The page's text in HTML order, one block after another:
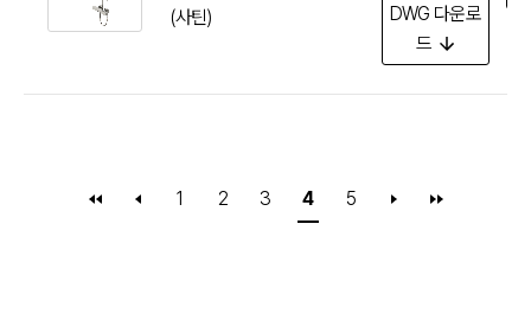
(사틴)
DWG 다운로
드
1 2 3 4 5